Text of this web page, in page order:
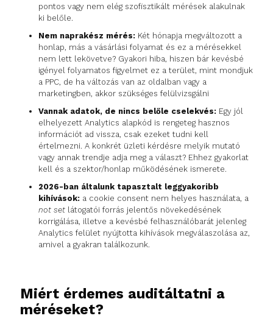
pontos vagy nem elég szofisztikált mérések alakulnak
ki belőle.
Nem naprakész mérés: Két hónapja megváltozott a
honlap, más a vásárlási folyamat és ez a mérésekkel
nem lett lekövetve? Gyakori hiba, hiszen bár kevésbé
igényel folyamatos figyelmet ez a terület, mint mondjuk
a PPC, de ha változás van az oldalban vagy a
marketingben, akkor szükséges felülvizsgálni
Vannak adatok, de nincs belőle cselekvés: Egy jól
elhelyezett Analytics alapkód is rengeteg hasznos
információt ad vissza, csak ezeket tudni kell
értelmezni. A konkrét üzleti kérdésre melyik mutató
vagy annak trendje adja meg a választ? Ehhez gyakorlat
kell és a szektor/honlap működésének ismerete.
2026-ban általunk tapasztalt leggyakoribb
kihívások: a cookie consent nem helyes használata, a
not set látogatói forrás jelentős növekedésének
korrigálása, illetve a kevésbé felhasználóbarát jelenleg
Analytics felület nyújtotta kihívások megválaszolása az,
amivel a gyakran találkozunk.
Miért érdemes auditáltatni a
méréseket?